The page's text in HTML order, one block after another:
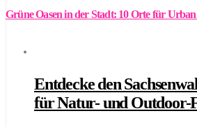
Entdecke den
für Natur- und Outdoor-
Grüne Oasen in der Stadt: 10 Orte für